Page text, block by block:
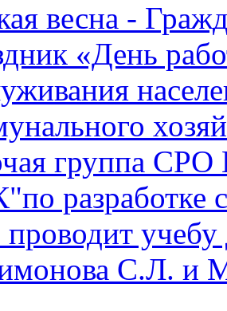
весна -
«День
группа
разработке
учебу
С.Л. и